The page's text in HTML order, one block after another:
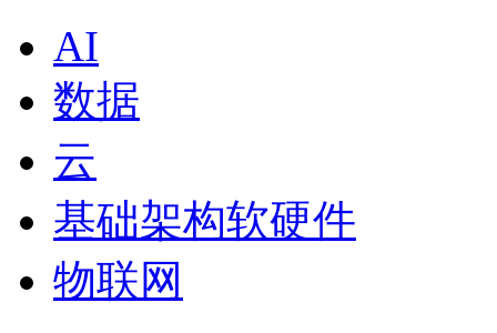
AI
数据
云
基础架构软硬件
物联网